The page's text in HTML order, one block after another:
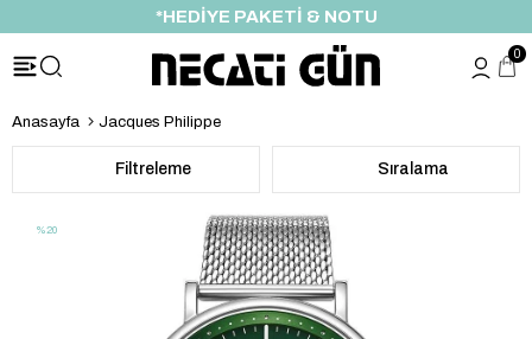
ÖZEL İNDİRİM FIRSATI
0
Anasayfa Jacques Philippe
Filtreleme Sıralama
%20